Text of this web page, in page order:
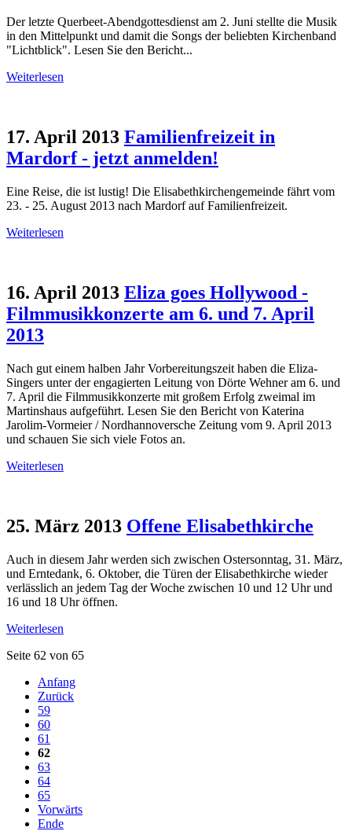
Der letzte Querbeet-Abendgottesdienst am 2. Juni stellte die Musik
in den Mittelpunkt und damit die Songs der beliebten Kirchenband
"Lichtblick". Lesen Sie den Bericht...
Weiterlesen
17. April 2013 Familienfreizeit in
Mardorf - jetzt anmelden!
Eine Reise, die ist lustig! Die Elisabethkirchengemeinde fährt vom
23. - 25. August 2013 nach Mardorf auf Familienfreizeit.
Weiterlesen
16. April 2013 Eliza goes Hollywood -
Filmmusikkonzerte am 6. und 7. April
2013
Nach gut einem halben Jahr Vorbereitungszeit haben die Eliza-
Singers unter der engagierten Leitung von Dörte Wehner am 6. und
7. April die Filmmusikkonzerte mit großem Erfolg zweimal im
Martinshaus aufgeführt. Lesen Sie den Bericht von Katerina
Jarolim-Vormeier / Nordhannoversche Zeitung vom 9. April 2013
und schauen Sie sich viele Fotos an.
Weiterlesen
25. März 2013 Offene Elisabethkirche
Auch in diesem Jahr werden sich zwischen Ostersonntag, 31. März,
und Erntedank, 6. Oktober, die Türen der Elisabethkirche wieder
verlässlich an jedem Tag der Woche zwischen 10 und 12 Uhr und
16 und 18 Uhr öffnen.
Weiterlesen
Seite 62 von 65
Anfang
Zurück
59
60
61
62
63
64
65
Vorwärts
Ende